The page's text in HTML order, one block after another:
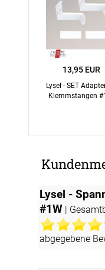
13,95 EUR
Lysel - SET
Klemmstangen
Lysel -
#1W |
abgegebene